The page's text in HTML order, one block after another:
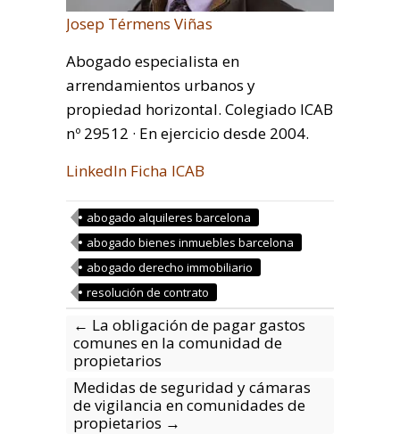
Josep Térmens Viñas
Abogado especialista en
arrendamientos urbanos y
propiedad horizontal. Colegiado ICAB
nº 29512 · En ejercicio desde 2004.
LinkedIn Ficha ICAB
abogado alquileres barcelona
abogado bienes inmuebles barcelona
abogado derecho immobiliario
resolución de contrato
← La obligación de pagar gastos
comunes en la comunidad de
propietarios
Medidas de seguridad y cámaras
de vigilancia en comunidades de
propietarios →